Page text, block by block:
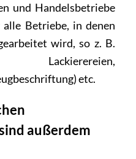
und Handelsbetriebe
Betriebe, in denen
wird, so z. B.
Lackierereien,
etc.
außerdem